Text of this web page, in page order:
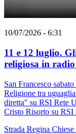
10/07/2026 - 6:31
11 e 12 luglio.
religiosa in
San Francesco
Religione tra
diretta" su RSI Rete
Cristo Risorto su RSI
Strada Regina